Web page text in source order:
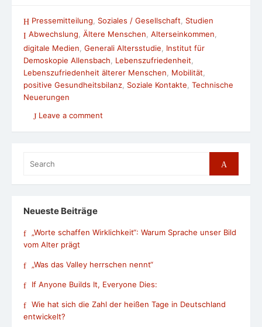
Pressemitteilung Soziales / Gesellschaft
Studien
Abwechslung, Ältere Menschen, Alterseinkommen,
digitale Medien Generali Altersstudie
Institut für
Demoskopie Allensbach
Lebenszufriedenheit
Lebenszufriedenheit älterer Menschen
Mobilität
positive Gesundheitsbilanz Soziale Kontakte Technische
Neuerungen
Leave a comment
for:
Search
Neueste Beiträge
„Worte schaffen Wirklichkeit“: Warum Sprache unser Bild
vom Alter prägt
„Was das Valley herrschen nennt“
If Anyone Builds It, Everyone Dies:
Wie hat sich die Zahl der heißen Tage in Deutschland
entwickelt?